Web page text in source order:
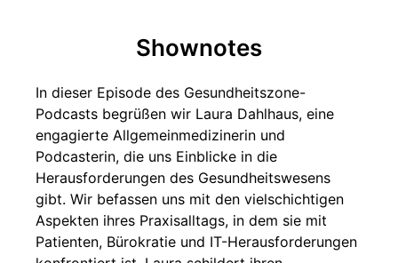
Shownotes
In dieser Episode des Gesundheitszone-
Podcasts begrüßen wir Laura Dahlhaus, eine
engagierte Allgemeinmedizinerin und
Podcasterin, die uns Einblicke in die
Herausforderungen des Gesundheitswesens
gibt. Wir befassen uns mit den vielschichtigen
Aspekten ihres Praxisalltags, in dem sie mit
Patienten, Bürokratie und IT-Herausforderungen